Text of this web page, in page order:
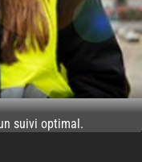
suivi optimal.